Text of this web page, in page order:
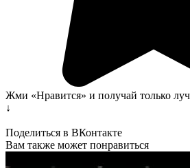
Жми «Нравится» и получай только
↓
Поделиться в ВКонтакте
Вам также может понравиться